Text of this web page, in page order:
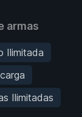
armas
Ilimitada
Ilimitadas